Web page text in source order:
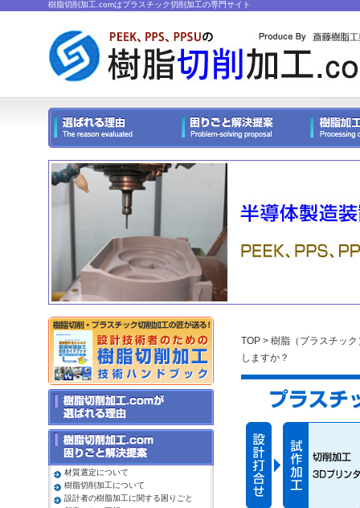
樹脂切削加工.comはプラスチック切削加工の専門サイト
TOP > 樹脂（プラスチック
しますか？
材質選定について
樹脂切削加工について
設計者の樹脂加工に関する困りごと